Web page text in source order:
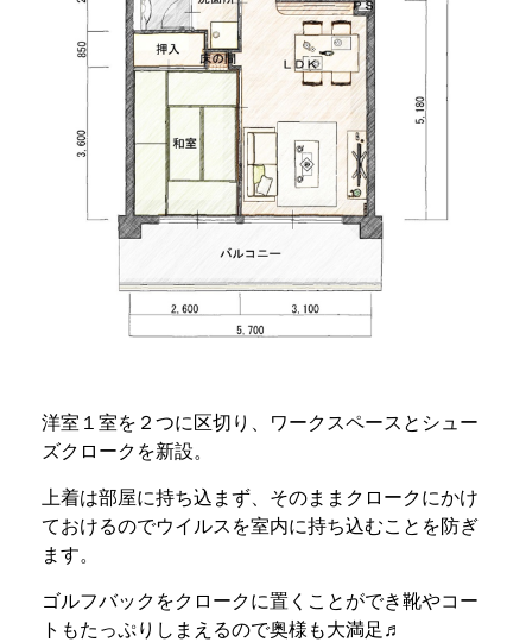
洋室１室を２つに区切り、ワークスペースとシュー
ズクロークを新設。
上着は部屋に持ち込まず、そのままクロークにかけ
ておけるのでウイルスを室内に持ち込むことを防ぎ
ます。
ゴルフバックをクロークに置くことができ靴やコー
トもたっぷりしまえるので奥様も大満足♬